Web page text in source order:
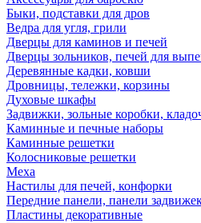
Быки, подставки для дров
Ведра для угля, грили
Дверцы для каминов и печей
Дверцы зольников, печей для
Деревянные кадки, ковши
Дровницы, тележки, корзины
Духовые шкафы
Задвижки, зольные коробки,
Каминные и печные наборы
Каминные решетки
Колосниковые решетки
Меха
Настилы для печей, конфорки
Передние панели, панели
Пластины декоративные